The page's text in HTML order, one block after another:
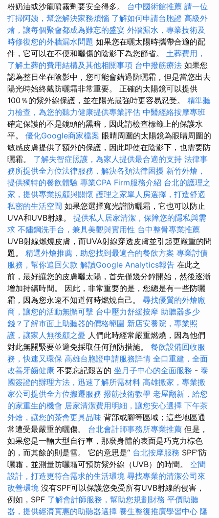
粉奶油或沙龍噴霧劑要安全得多。 台中國術館推薦 請一位
打掃阿姨，幫您解決家務煩惱 了解如何申請台胞證 高級外
燴，讓每個聚會都成為難忘的盛宴 外牆漏水，專業技術及
時修復您的外牆漏水問題 如果您在曬太陽時攜帶合適的配
件，它可以在不便和曬傷的陰影下為您節省。 土葬費用，
了解土葬的費用結構及其他相關事項 台中撥筋療法 如果您
認為整日坐在陰影中，您可能會錯過防曬霜，但是當您出去
陽光時始終戴防曬霜非常重要。 正確的太陽鏡可以提供
100％的紫外線保護，並在陽光最強時更容易忍受。 精準聽
力檢查，為您的聽力健康提供專業評估 中醫經絡按摩專班
確定保護的不是鏡頭的黑暗，因此請檢查標籤上的保護水
平。 優化Google商家檔案 眼睛周圍的太陽鏡為眼睛周圍的
敏感皮膚提供了額外的保護，因此即使在陰影下，也需要防
曬霜。 了解失智症照護，為家人提供最合適的支持 法律事
務所提供全方位法律服務，解決各類法律困擾 新竹外燴，
提供獨特的餐飲體驗 專業CPA Firm服務介紹 台北的護理之
家，提供專業照顧與關懷 護理之家單人房選擇，打造舒適
私密的生活空間 如果您選擇寬光譜防曬霜，它也可以防止
UVA和UVB射線。 提供私人居家清潔，保障您的隱私與需
求 不鏽鋼洗手台，兼具美觀與實用性 台中整骨專業推薦
UVB射線燃燒皮膚，而UVA射線穿透皮膚並引起更嚴重的問
題。 精選外燴推薦，助您找到最適合的餐飲方案 專業討債
服務，幫你追回欠款 解讀Google Analytics報告 在此之
前，最好讓您的皮膚曬太陽，首先僅幾分鐘開始，然後逐漸
增加持續時間。 因此，非常重要的是，您總是有一些防曬
霜，因為您永遠不知道何時燃燒自己。 尋找優質的外燴廠
商，讓您的活動無懈可擊 台中壓力舒緩按摩 助聽器多少
錢？了解市面上助聽器的價格範圍 新店安養院，專業照
護，讓家人無後顧之憂 人們此時經常嚴重燃燒，因為他們
對此無關緊要並避免採取任何預防措施。 餐飲設備回收服
務，快速又環保 高雄台胞證申請服務詳情 全口重建，全面
改善牙齒健康 不要忘記艱苦的 坐月子中心的全面服務 - 泰
國簽證的辦理方法，迅速了解所需材料 高雄搬家，專業搬
家公司提供全方位搬遷服務 撥筋技術教學 老屋翻新，給您
的家重生的機會 居家清潔費用明細，讓您安心選擇 下午茶
外燴，讓您的茶會更具品味 背部或腳等區域；這些地區通
常遭受最嚴重的曬傷。 台北會計師事務所專業推薦 但是，
如果您是一輛大型自行車，那麼身體的表面是巧克力棕色
的，而其餘的則是雪。 它的意思是“ 台北按摩服務 SPF”防
曬霜，並測量防曬霜可預防紫外線（UVB）的時間。 空間
設計，打造更符合需求的生活環境 尋找專業的清潔公司來
改善環境 沒有SPF可以保護您免受所有UVB射線的侵害，
例如，SPF 了解會計師服務，幫助您規劃財務 平價助聽
器，提供經濟實惠的助聽器選擇 養生整復推廣學習中心 隆